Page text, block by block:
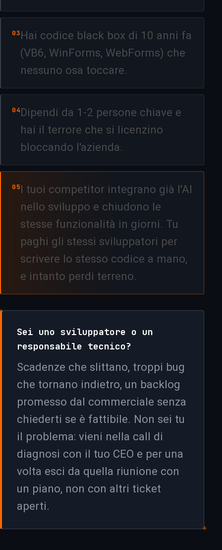
03Hai codice black box di 10 anni fa
(VB6, WinForms, WebForms) che
nessuno osa toccare.
04Dipendi da 1-2 persone chiave e
hai il terrore che si licenzino
bloccando l'azienda.
05I tuoi competitor integrano già l'AI
nello sviluppo e chiudono le
stesse funzionalità in giorni. Tu
paghi gli stessi sviluppatori per
scrivere lo stesso codice a mano,
e intanto perdi terreno.
+
Sei uno sviluppatore o un
responsabile tecnico?
Scadenze che slittano, troppi bug
che tornano indietro, un backlog
promesso dal commerciale senza
chiederti se è fattibile. Non sei tu
il problema: vieni nella call di
diagnosi con il tuo CEO e per una
volta esci da quella riunione con
un piano, non con altri ticket
aperti.